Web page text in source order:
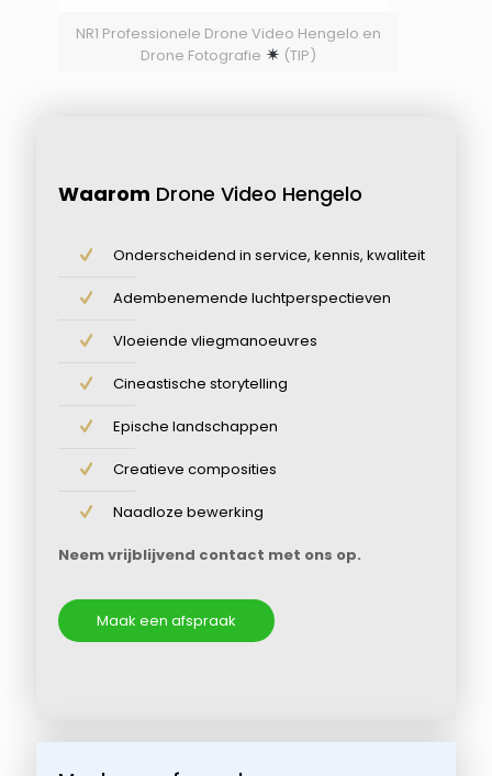
NR1 Professionele Drone Video Hengelo en
Drone Fotografie
(TIP)
Waarom Drone Video Hengelo
Onderscheidend in service, kennis, kwaliteit
Adembenemende luchtperspectieven
Vloeiende vliegmanoeuvres
Cineastische storytelling
Epische landschappen
Creatieve composities
Naadloze bewerking
Neem vrijblijvend contact met ons op.
Maak een afspraak